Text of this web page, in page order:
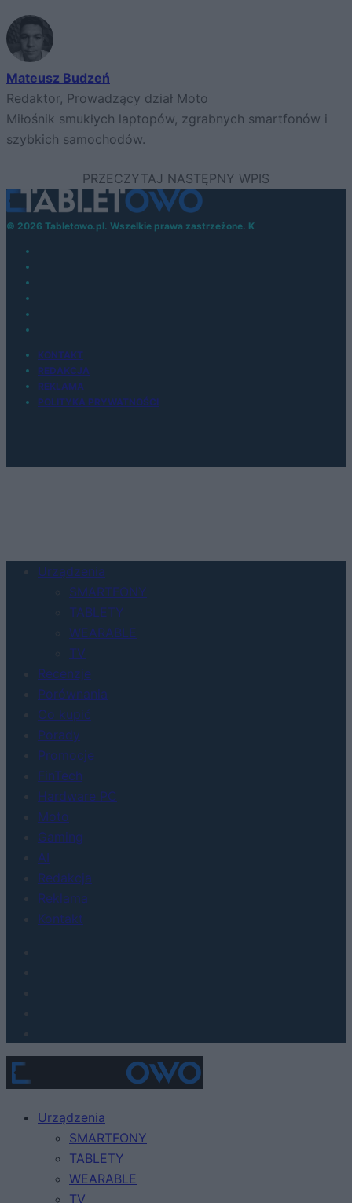
Mateusz Budzeń
Redaktor, Prowadzący dział Moto
Miłośnik smukłych laptopów, zgrabnych smartfonów i
szybkich samochodów.
© 2026 Tabletowo.pl. Wszelkie prawa zastrzeżone. K
KONTAKT
REDAKCJA
REKLAMA
POLITYKA PRYWATNOŚCI
Urządzenia
SMARTFONY
TABLETY
WEARABLE
TV
Recenzje
Porównania
Co kupić
Porady
Promocje
FinTech
Hardware PC
Moto
Gaming
AI
Redakcja
Reklama
Kontakt
Urządzenia
SMARTFONY
TABLETY
WEARABLE
TV